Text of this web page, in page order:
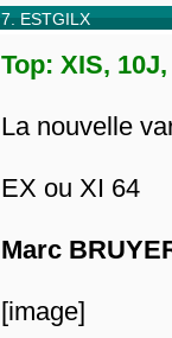
7. ESTGILX
Top: XIS,
La nouvelle
EX ou XI 64
Marc
[image]